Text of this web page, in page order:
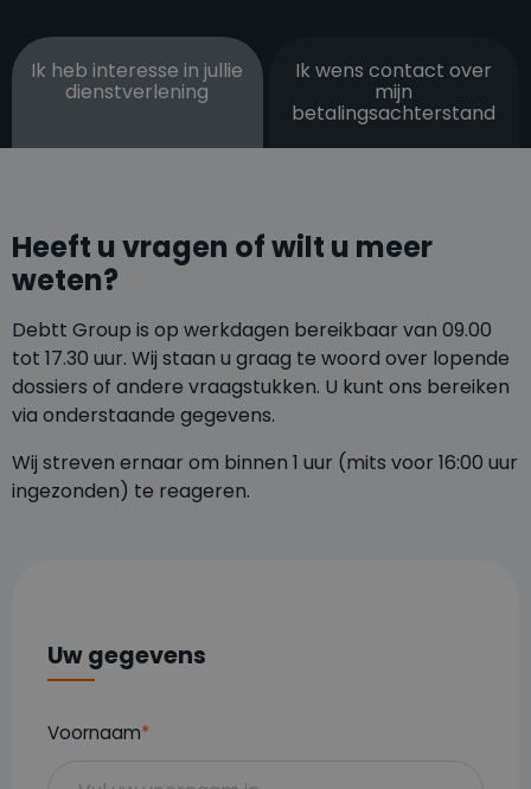
Ik heb interesse in jullie
dienstverlening
Ik wens contact over
mijn
betalingsachterstand
Heeft u vragen of wilt u meer
weten?
Debtt Group is op werkdagen bereikbaar van 09.00
tot 17.30 uur. Wij staan u graag te woord over lopende
dossiers of andere vraagstukken. U kunt ons bereiken
via onderstaande gegevens.
Wij streven ernaar om binnen 1 uur (mits voor 16:00 uur
ingezonden) te reageren.
Uw gegevens
Voornaam*